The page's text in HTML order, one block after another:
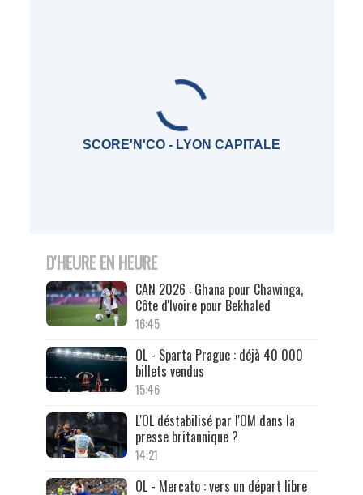
SCORE'N'CO - LYON CAPITALE
D'HEURE EN HEURE
CAN 2026 : Ghana pour Chawinga,
Côte d'Ivoire pour Bekhaled
16:45
OL - Sparta Prague : déjà 40 000
billets vendus
15:46
L'OL déstabilisé par l'OM dans la
presse britannique ?
14:21
OL - Mercato : vers un départ libre